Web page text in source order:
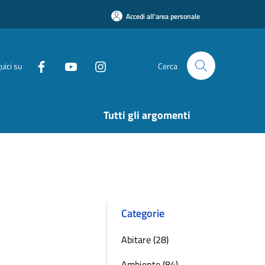
Accedi all'area personale
su Cerca
Tutti gli argomenti
Categorie
Abitare (28)